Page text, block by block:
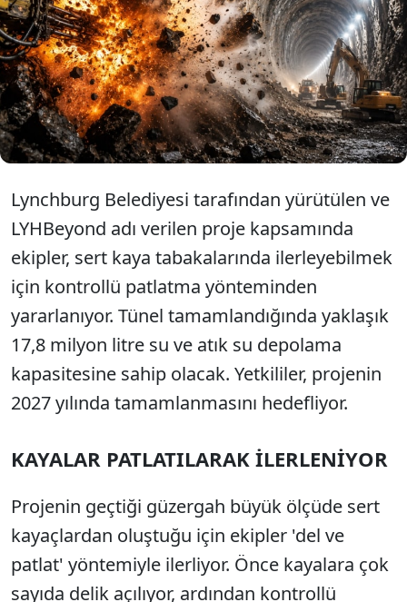
kentinde, yoğun yağışlarda yaşanan
kanalizasyon taşkınlarını azaltmak için dev bir
yer altı tüneli inşa ediliyor. Blackwater Creek
deresinin altından geçecek tünel için ekipler,
yerin yaklaşık 36 metre altında kaya tabakalarını
kontrollü patlatmalarla kazıyor.
Lynchburg Belediyesi tarafından yürütülen ve
LYHBeyond adı verilen proje kapsamında
ekipler, sert kaya tabakalarında ilerleyebilmek
için kontrollü patlatma yönteminden
yararlanıyor. Tünel tamamlandığında yaklaşık
17,8 milyon litre su ve atık su depolama
kapasitesine sahip olacak. Yetkililer, projenin
2027 yılında tamamlanmasını hedefliyor.
KAYALAR PATLATILARAK İLERLENİYOR
Projenin geçtiği güzergah büyük ölçüde sert
kayaçlardan oluştuğu için ekipler 'del ve
patlat' yöntemiyle ilerliyor. Önce kayalara çok
sayıda delik açılıyor, ardından kontrollü